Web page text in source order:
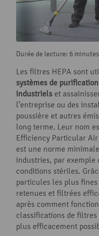
Durée de lecture: 6 minutes
Les filtres HEPA sont
systèmes de purification
industriels et
l’entreprise ou des
poussière et autres
long terme. Leur nom
Efficiency Particular Air
est une norme
industries, par exemple
conditions stériles.
particules les plus
retenues et filtrées
après comment
classifications de
plus efficacement